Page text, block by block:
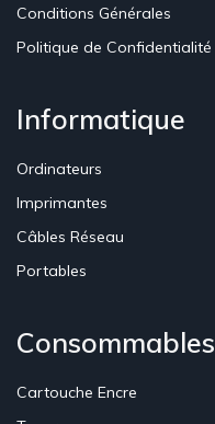
Conditions Générales
Politique de Confidentialité
Informatique
Ordinateurs
Imprimantes
Câbles Réseau
Portables
Consommables
Cartouche Encre